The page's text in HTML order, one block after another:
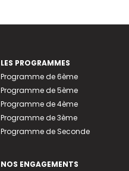
LES PROGRAMMES
Programme de 6ème
Programme de 5ème
Programme de 4ème
Programme de 3ème
Programme de Seconde
NOS ENGAGEMENTS